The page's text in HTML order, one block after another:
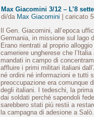
Max Giacomini 3/12 – L’8
di/da Max Giacomini | caricato
Il Gen. Giacomini, all’epoca
Germania, in missione sul lago
Erano rientrati al proprio
cameriere ungherese che
mandati in campo di
affluire i primi militari italiani
né ordini né informazioni e tutti
preoccupazione era comunque
degli italiani. I tedeschi, la
dai soldati perché sapendoli
sarebbero stati più restii a
la campagna di adesione a Salò.